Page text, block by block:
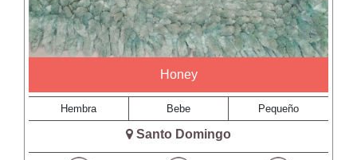
Honey
Hembra Bebe Pequeño
Santo Domingo